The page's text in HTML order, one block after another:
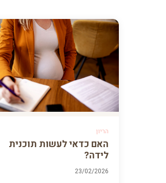
הריון
האם כדאי לעשות תוכנית
לידה?
23/02/2026